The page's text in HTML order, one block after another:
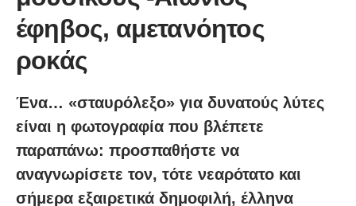
έφηβος, αμετανόητος
ροκάς
Ένα… «σταυρόλεξο» για δυνατούς λύτες
είναι η φωτογραφία που βλέπετε
παραπάνω: προσπαθήστε να
αναγνωρίσετε τον, τότε νεαρότατο και
σήμερα εξαιρετικά δημοφιλή, έλληνα